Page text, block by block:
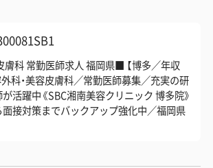
科 常勤医師求人 福岡県■ 【博多／年収
科・美容皮膚科／常勤医師募集／充実の研
活躍中《SBC湘南美容クリニック 博多院》
接対策までバックアップ強化中／福岡県